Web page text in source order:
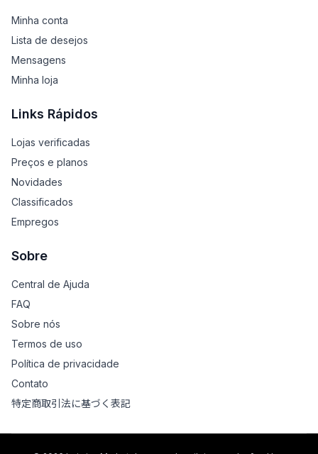
Minha conta
Lista de desejos
Mensagens
Minha loja
Links Rápidos
Lojas verificadas
Preços e planos
Novidades
Classificados
Empregos
Sobre
Central de Ajuda
FAQ
Sobre nós
Termos de uso
Política de privacidade
Contato
特定商取引法に基づく表記